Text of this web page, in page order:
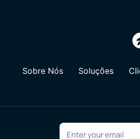
Sobre Nós Soluções